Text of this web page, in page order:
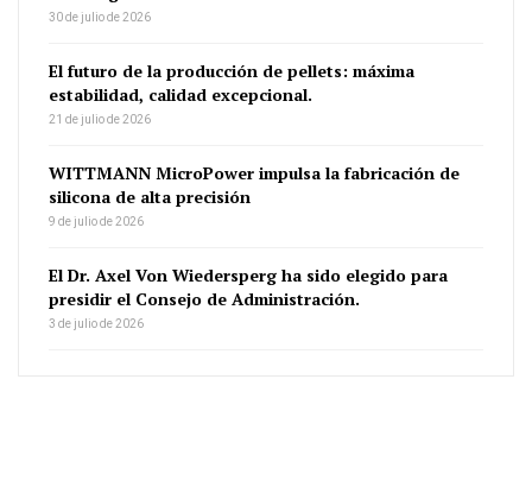
30 de julio de 2026
El futuro de la producción de pellets: máxima
estabilidad, calidad excepcional.
21 de julio de 2026
WITTMANN MicroPower impulsa la fabricación de
silicona de alta precisión
9 de julio de 2026
El Dr. Axel Von Wiedersperg ha sido elegido para
presidir el Consejo de Administración.
3 de julio de 2026